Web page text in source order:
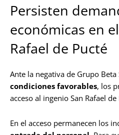
Persisten
económicas en
Rafael de Pucté
Ante la negativa de Grupo
condiciones favorables, los
acceso al ingenio San Rafael de
En el acceso permanecen los